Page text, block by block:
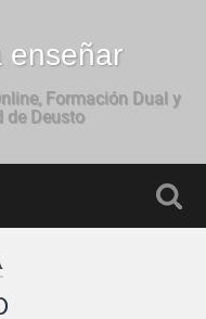
enseñar
Formación Dual y
de Deusto